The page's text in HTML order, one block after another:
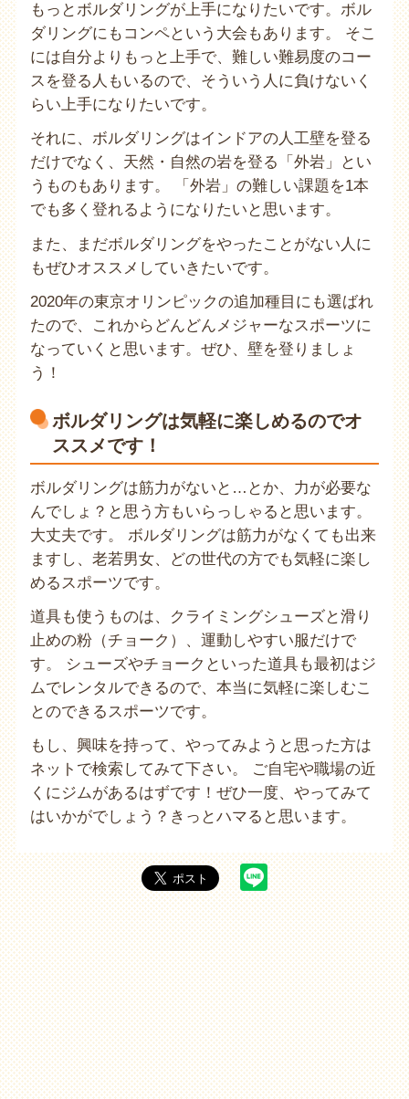
もっとボルダリングが上手になりたいです。ボル
ダリングにもコンペという大会もあります。 そこ
には自分よりもっと上手で、難しい難易度のコー
スを登る人もいるので、そういう人に負けないく
らい上手になりたいです。
それに、ボルダリングはインドアの人工壁を登る
だけでなく、天然・自然の岩を登る「外岩」とい
うものもあります。 「外岩」の難しい課題を1本
でも多く登れるようになりたいと思います。
また、まだボルダリングをやったことがない人に
もぜひオススメしていきたいです。
2020年の東京オリンピックの追加種目にも選ばれ
たので、これからどんどんメジャーなスポーツに
なっていくと思います。ぜひ、壁を登りましょ
う！
ボルダリングは気軽に楽しめるのでオ
ススメです！
ボルダリングは筋力がないと…とか、力が必要な
んでしょ？と思う方もいらっしゃると思います。
大丈夫です。 ボルダリングは筋力がなくても出来
ますし、老若男女、どの世代の方でも気軽に楽し
めるスポーツです。
道具も使うものは、クライミングシューズと滑り
止めの粉（チョーク）、運動しやすい服だけで
す。 シューズやチョークといった道具も最初はジ
ムでレンタルできるので、本当に気軽に楽しむこ
とのできるスポーツです。
もし、興味を持って、やってみようと思った方は
ネットで検索してみて下さい。 ご自宅や職場の近
くにジムがあるはずです！ぜひ一度、やってみて
はいかがでしょう？きっとハマると思います。